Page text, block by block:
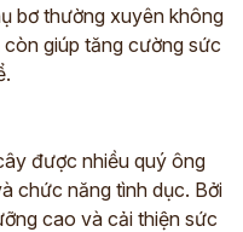
bơ thường xuyên không
giúp tăng cường sức
được nhiều quý ông
chức năng tình dục. Bởi
cao và cải thiện sức